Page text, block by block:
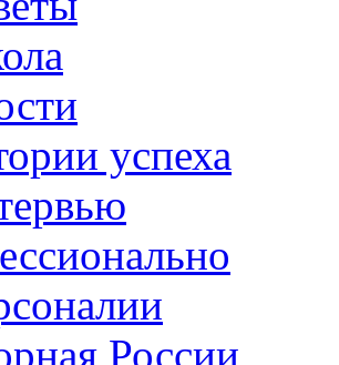
успеха
России